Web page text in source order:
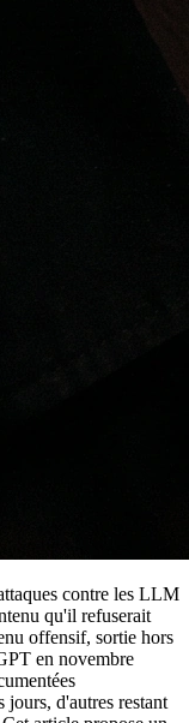
contre les LLM
qu'il refuserait
offensif, sortie hors
en novembre
jours, d'autres restant